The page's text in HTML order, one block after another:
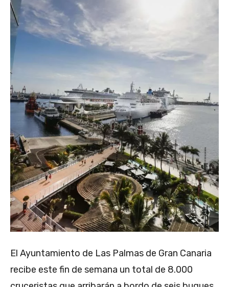
El Ayuntamiento de Las Palmas de Gran Canaria
recibe este fin de semana un total de 8.000